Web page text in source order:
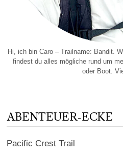
Hi, ich bin Caro – Trailname: Bandit.
findest du alles mögliche rund um
oder Boot.
ABENTEUER-ECKE
Pacific Crest Trail